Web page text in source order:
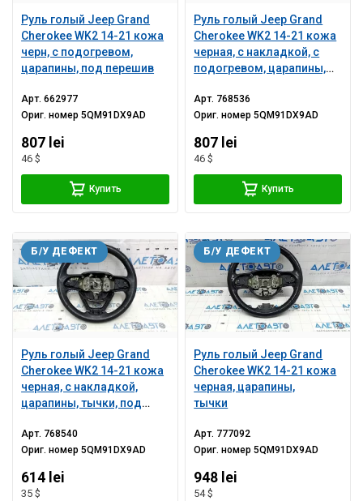
Руль голый Jeep Grand
Cherokee WK2 14-21 кожа
черн, с подогревом,
царапины, под перешив
Арт.662977
Ориг. номер5QM91DX9AD
807 lei
46 $
Купить
Руль голый Jeep Grand
Cherokee WK2 14-21 кожа
черная, с накладкой, с
подогревом, царапины,
Арт. 768536
Ориг. номер5QM91DX9AD
807 lei
46 $
Купить
Руль голый Jeep Grand
Cherokee WK2 14-21 кожа
черная, с накладкой,
царапины, тычки, под
Б/У ДЕФЕКТ
Арт. 768540
Ориг. номер5QM91DX9AD
614 lei
35 $
Руль голый Jeep Grand
Cherokee WK2 14-21 кожа
черная, царапины,
тычки
Б/У ДЕФЕКТ
Арт. 777092
Ориг. номер5QM91DX9AD
948 lei
54 $